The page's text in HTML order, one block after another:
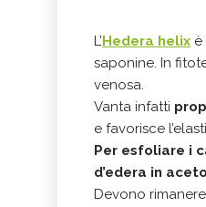
L’Hedera helix è
saponine. In
venosa.
Vanta infatti
e favorisce
Per esfoliare i
d’edera in aceto
Devono